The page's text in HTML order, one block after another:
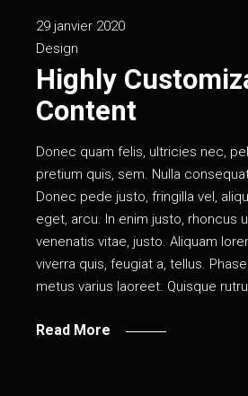
29 janvier 2020
Design
Highly
Content
Donec quam felis, ultricies nec,
pretium quis, sem. Nulla
Donec pede justo, fringilla vel,
eget, arcu. In enim justo, rhoncus
venenatis vitae, justo. Aliquam
viverra quis, feugiat a, tellus.
metus varius laoreet. Quisque
Read More